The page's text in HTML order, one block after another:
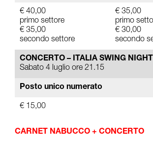
€ 40,00
primo settore
€ 35,00
secondo settore
€ 35,00
primo
€ 30,00
secondo
CONCERTO – ITALIA SWING NIGHT
Sabato 4 luglio ore 21.15
Posto unico numerato
€ 15,00
CARNET NABUCCO + CONCERTO